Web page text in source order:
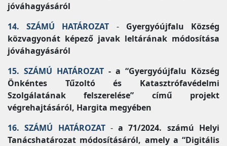
jóváhagyásáról
14. SZÁMÚ HATÁROZAT - Gyergyóújfalu Község
közvagyonát képező javak leltárának módosítása
jóváhagyásáról
15. SZÁMÚ HATÁROZAT - a “Gyergyóújfalu Község
Önkéntes Tűzoltó és Katasztrófavédelmi
Szolgálatának felszerelése” című projekt
végrehajtásáról, Hargita megyében
16. SZÁMÚ HATÁROZAT-a 71/2024. számú Helyi
Tanácshatározat módosításáról, amely a “Digitális